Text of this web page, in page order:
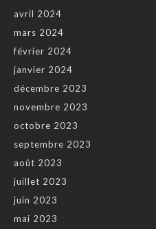
avril 2024
mars 2024
février 2024
janvier 2024
décembre 2023
novembre 2023
octobre 2023
septembre 2023
août 2023
juillet 2023
juin 2023
mai 2023